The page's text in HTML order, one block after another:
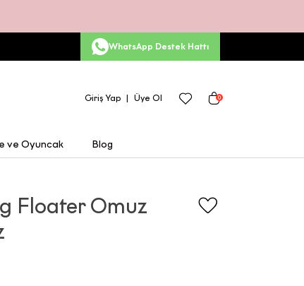
WhatsApp Destek Hattı
Giriş Yap Üye Ol 0
ve Oyuncak Blog
Floater Omuz